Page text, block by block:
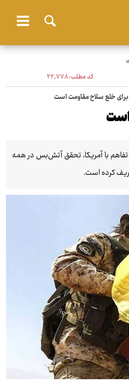
کد مطلب:۲۲٬۷۷۸
برای خلع سلاح مقاومت است
تفاهم با آمریکا، تحقق آتش‌بس در همه
کرده است.